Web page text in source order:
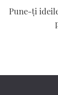
Pune-ți